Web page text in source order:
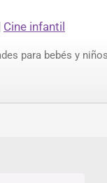
Cine infantil
para bebés y